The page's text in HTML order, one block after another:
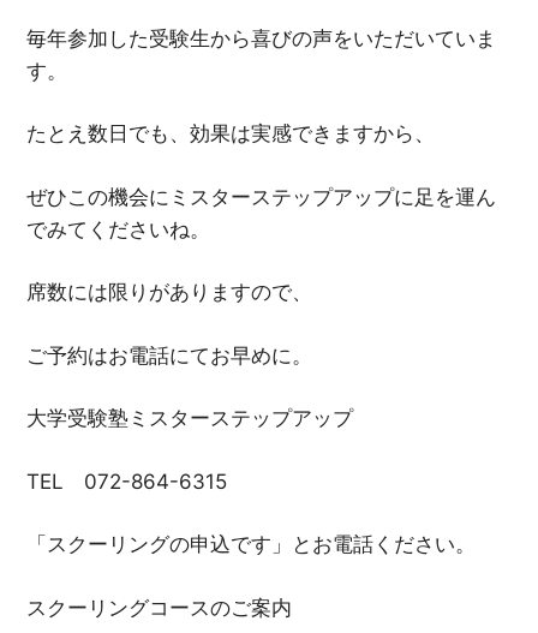
毎年参加した受験生から喜びの声をいただいていま
す。
たとえ数日でも、効果は実感できますから、
ぜひこの機会にミスターステップアップに足を運ん
でみてくださいね。
席数には限りがありますので、
ご予約はお電話にてお早めに。
大学受験塾ミスターステップアップ
TEL 072-864-6315
「スクーリングの申込です」とお電話ください。
スクーリングコースのご案内